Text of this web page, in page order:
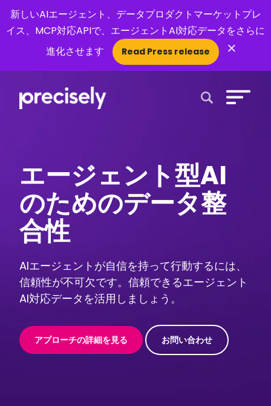
新しいAIエージェント、データプロダクトマーケットプレ
イス、MCP対応APIで、エージェントAI対応データをさらに
進化させます
Read Press release ×
エージェント型AI
のためのデータ整
合性
AIエージェントが自信を持って行動するには、
信頼性が不可欠です。信頼できるエージェント
AI対応データを活用しましょう。
アプローチの詳細を見る お問い合わせ